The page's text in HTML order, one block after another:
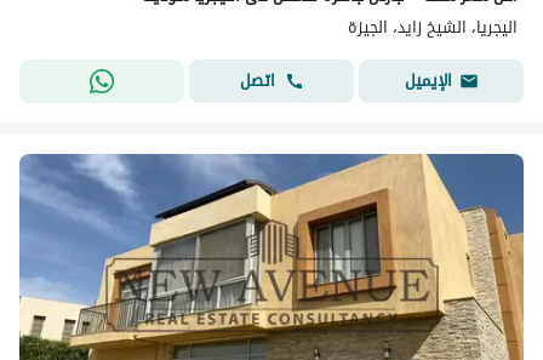
اليجريا، الشيخ زايد، الجيزة
الإيميل
اتصل